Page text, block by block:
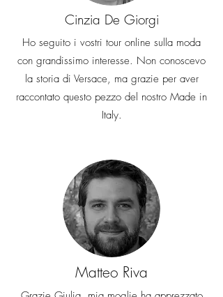
Cinzia De Giorgi
Ho seguito i vostri tour online sulla moda
con grandissimo interesse. Non conoscevo
la storia di Versace, ma grazie per aver
raccontato questo pezzo del nostro Made in
Italy.
Matteo Riva